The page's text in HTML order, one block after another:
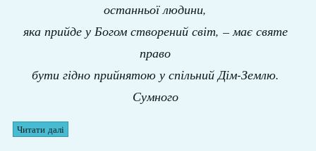
останньої людини,
яка прийде у Богом створений світ, – має святе
право
бути гідно прийнятою у спільний Дім-Землю.
Сумного
Читати далі